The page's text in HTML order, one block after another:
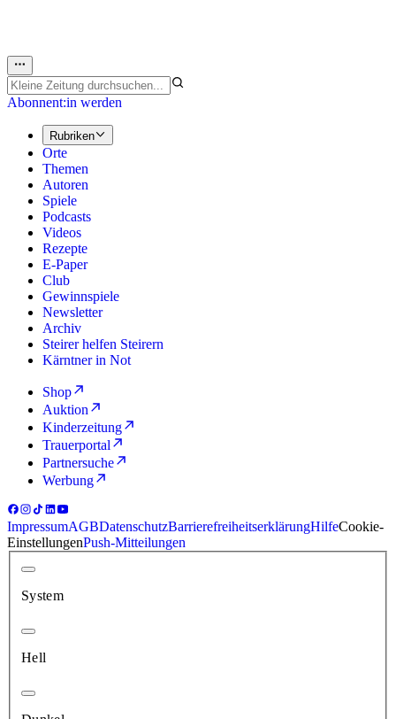
Abonnent:in werden
Rubriken
Orte
Themen
Autoren
Spiele
Podcasts
Videos
Rezepte
E-Paper
Club
Gewinnspiele
Newsletter
Archiv
Steirer helfen Steirern
Kärntner in Not
Shop
Auktion
Kinderzeitung
Trauerportal
Partnersuche
Werbung
ImpressumAGBDatenschutzBarrierefreiheitserklärungHilfeCookie-
EinstellungenPush-Mitteilungen
System
Hell